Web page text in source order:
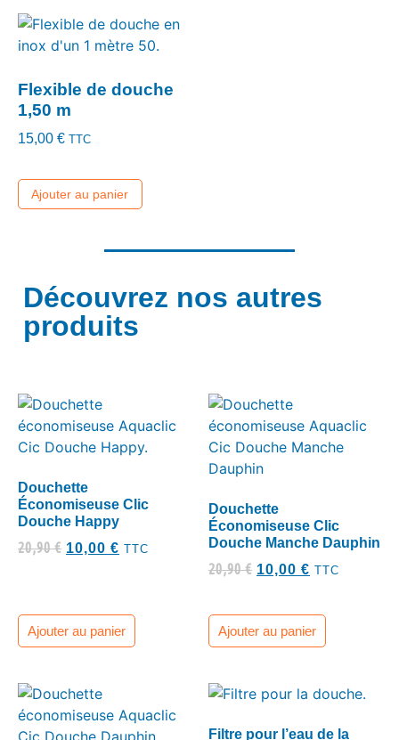
Flexible de douche
1,50 m
15,00 € TTC
Ajouter au panier
Découvrez nos autres
produits
Douchette
Économiseuse Clic
Douche Happy
20,90€ 10,00 € TTC
Ajouter au panier
Douchette
Économiseuse Clic
Douche Manche Dauphin
20,90€ 10,00 € TTC
Ajouter au panier
Filtre pour l’eau de la